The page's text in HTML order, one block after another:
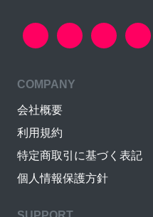
COMPANY
会社概要
利用規約
特定商取引に基づく表記
個人情報保護方針